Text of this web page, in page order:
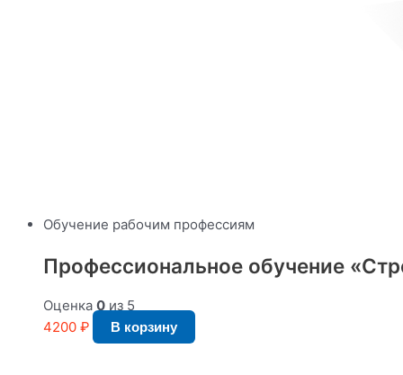
Обучение рабочим профессиям
Профессиональное обучение
Оценка 0 из 5
4200 ₽ В корзину